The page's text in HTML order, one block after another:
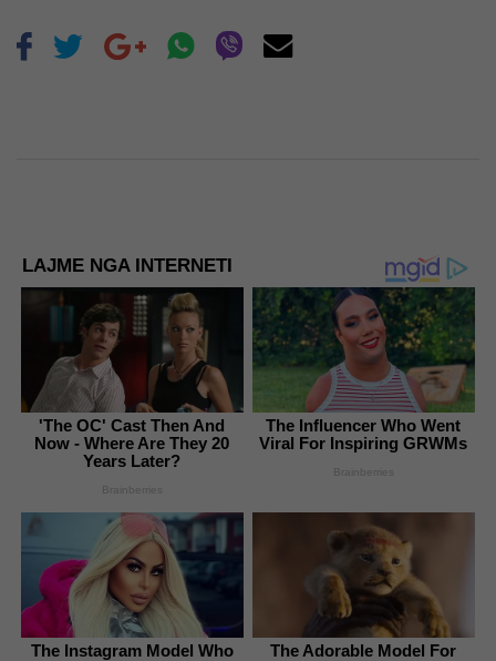
LAJME NGA INTERNETI
'The OC' Cast Then And
Now - Where Are They 20
Years Later?
Brainberries
The Influencer Who Went
Viral For Inspiring GRWMs
Brainberries
The Instagram Model Who
The Adorable Model For